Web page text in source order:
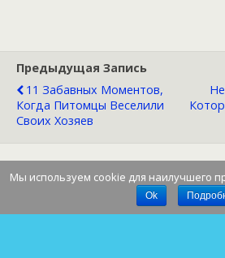
Предыдущая Запись
11 Забавных Моментов,
Когда Питомцы Веселили
Своих Хозяев
Мы используем cookie для наилучшего
Ok Наверх